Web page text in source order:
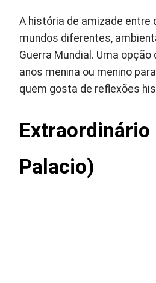
A história de amizade entre
mundos diferentes,
Guerra Mundial. Uma
anos menina ou menino
quem gosta de reflexões
Extraordinário
Palacio)